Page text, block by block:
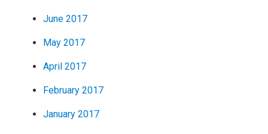
June 2017
May 2017
April 2017
February 2017
January 2017